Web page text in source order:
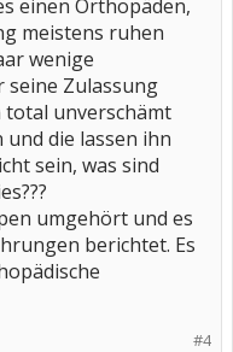
einen Orthopäden,
meistens ruhen
wenige
seine Zulassung
total unverschämt
und die lassen ihn
sein, was sind
umgehört und es
berichtet. Es
#4